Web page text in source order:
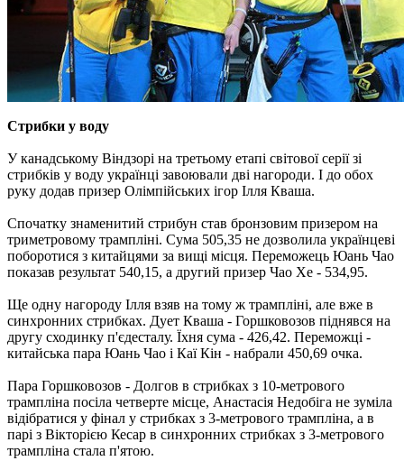
Стрибки у воду
У канадському Віндзорі на третьому етапі світової серії зі
стрибків у воду українці завоювали дві нагороди. І до обох
руку додав призер Олімпійських ігор Ілля Кваша.
Спочатку знаменитий стрибун став бронзовим призером на
триметровому трампліні. Сума 505,35 не дозволила українцеві
поборотися з китайцями за вищі місця. Переможець Юань Чао
показав результат 540,15, а другий призер Чао Хе - 534,95.
Ще одну нагороду Ілля взяв на тому ж трампліні, але вже в
синхронних стрибках. Дует Кваша - Горшковозов піднявся на
другу сходинку п'єдесталу. Їхня сума - 426,42. Переможці -
китайська пара Юань Чао і Каї Кін - набрали 450,69 очка.
Пара Горшковозов - Долгов в стрибках з 10-метрового
трампліна посіла четверте місце, Анастасія Недобіга не зуміла
відібратися у фінал у стрибках з 3-метрового трампліна, а в
парі з Вікторією Кесар в синхронних стрибках з 3-метрового
трампліна стала п'ятою.